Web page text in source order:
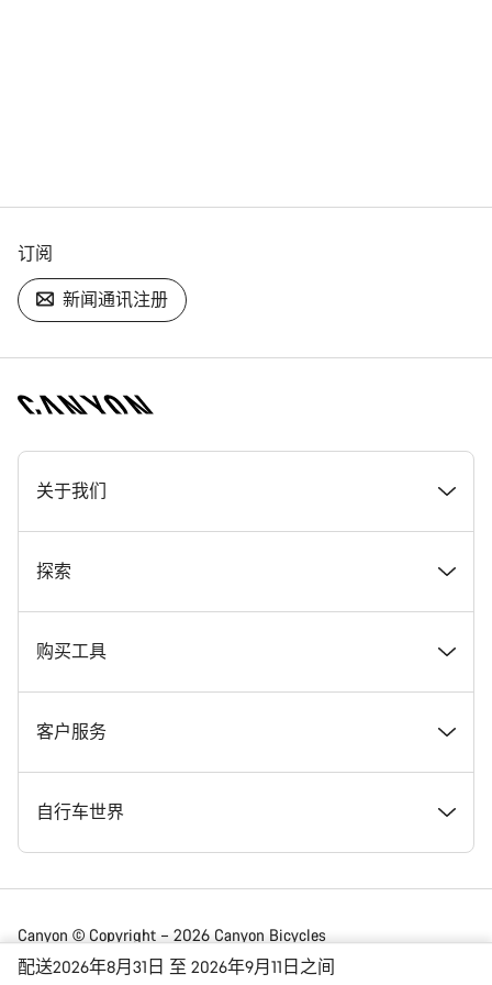
配送2026年8月31日 至 2026年9月11日之间
订阅
新闻通讯注册
[footer.linksList.title]
关于我们
奖项
在 Canyon 工作
Canyon 新闻发布室
条款和条件
法律披露
数据保护声明
探索
新闻和故事
提示和建议
Canyon Home Koblenz
会员礼遇
Canyon App
购买工具
找到您梦寐以求的 Canyon 自行车
现货自行车
找到您的 Canyon 尺寸
自行车对比
客户服务
支持中心
服务网点
送货
自行车世界
公路车
砾石车
Canyon © Copyright – 2026 Canyon Bicycles
GmbH – 保留所有权利